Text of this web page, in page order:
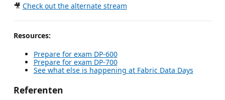
🎥 Check out the alternate stream
Resources:
Prepare for exam DP-600
Prepare for exam DP-700
See what else is happening at Fabric Data Days
Referenten